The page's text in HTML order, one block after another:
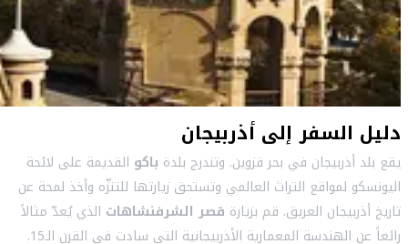
دليل السفر إلى أذربيجان
يقع بلد أذربيجان في بحر قزوين. وتندرج بلدة باكو القديمة على لائحة
اليونسكو لمواقع التراث العالمي وتستحق زيارتها للتنزّه وأخذ لمحة عن
تاريخ أذربيجان العريق. قم بزيارة قصر الشرفنشاهات الذي يُعدّ مثالاً
رائعاً عن الهندسة المعمارية الأذربيجانية التي سادت في القرن الـ15.